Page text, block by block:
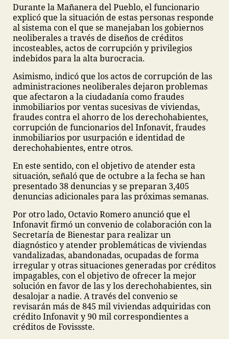
Durante la Mañanera del Pueblo, el funcionario
explicó que la situación de estas personas responde
al sistema con el que se manejaban los gobiernos
neoliberales a través de diseños de créditos
incosteables, actos de corrupción y privilegios
indebidos para la alta burocracia.
Asimismo, indicó que los actos de corrupción de las
administraciones neoliberales dejaron problemas
que afectaron a la ciudadanía como fraudes
inmobiliarios por ventas sucesivas de viviendas,
fraudes contra el ahorro de los derechohabientes,
corrupción de funcionarios del Infonavit, fraudes
inmobiliarios por usurpación e identidad de
derechohabientes, entre otros.
En este sentido, con el objetivo de atender esta
situación, señaló que de octubre a la fecha se han
presentado 38 denuncias y se preparan 3,405
denuncias adicionales para las próximas semanas.
Por otro lado, Octavio Romero anunció que el
Infonavit firmó un convenio de colaboración con la
Secretaría de Bienestar para realizar un
diagnóstico y atender problemáticas de viviendas
vandalizadas, abandonadas, ocupadas de forma
irregular y otras situaciones generadas por créditos
impagables, con el objetivo de ofrecer la mejor
solución en favor de las y los derechohabientes, sin
desalojar a nadie. A través del convenio se
revisarán más de 845 mil viviendas adquiridas con
crédito Infonavit y 90 mil correspondientes a
créditos de Fovissste.